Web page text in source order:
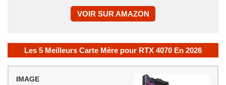
VOIR SUR AMAZON
Les 5 Meilleurs Carte Mère pour RTX 4070 En 2026
IMAGE